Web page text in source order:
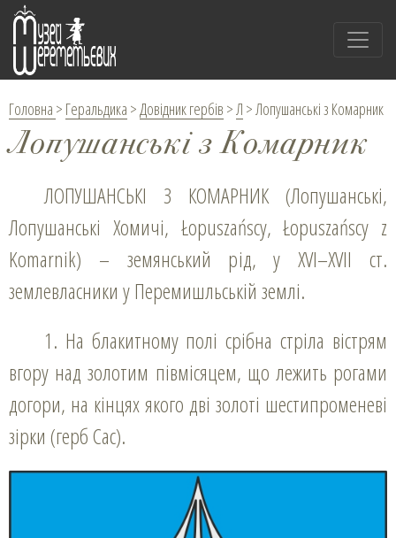
Головна > Геральдика >Довідник гербів >Л >Лопушанські з Комарник
Лопушанські з Комарник
ЛОПУШАНСЬКІ З КОМАРНИК (Лопушанські,
Лопушанські Хомичі, Łopuszańscy, Łopuszańscy z
Komarnik) – земянський рід, у XVІ–XVІI ст.
землевласники у Перемишльській землі.
1. На блакитному полі срібна стріла вістрям
вгору над золотим півмісяцем, що лежить рогами
догори, на кінцях якого дві золоті шестипроменеві
зірки (герб Сас).